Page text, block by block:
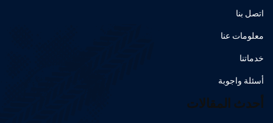
اتصل بنا
معلومات عنا
خدماتنا
أسئلة واجوبة
أحدث المقالات